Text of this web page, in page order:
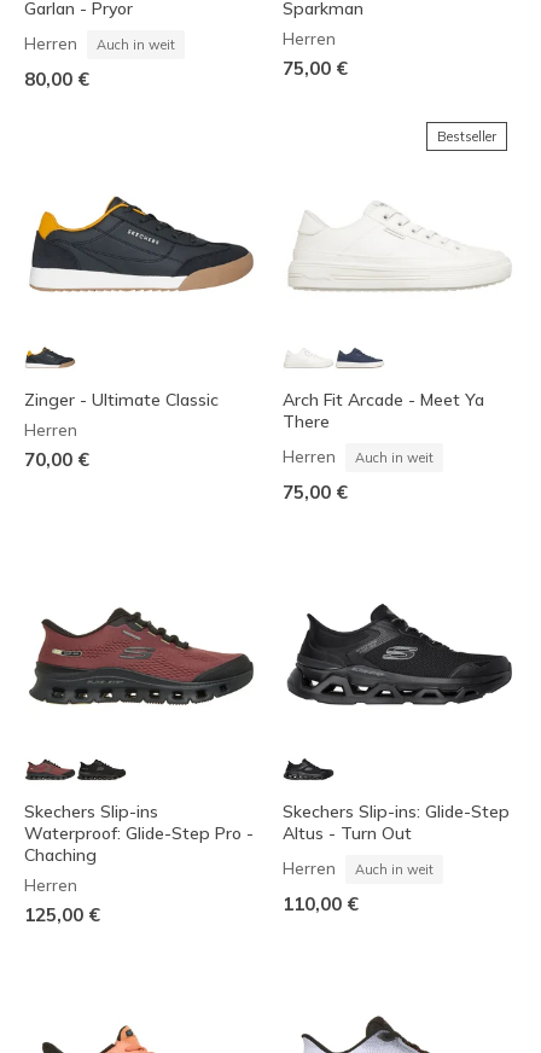
Garlan - Pryor
Herren Auch in weit
80,00 €
Sparkman
Herren
75,00 €
Zinger - Ultimate Classic
Herren
70,00 €
Bestseller
Arch Fit Arcade - Meet Ya
There
Herren Auch in weit
75,00 €
Skechers Slip-ins
Waterproof: Glide-Step Pro -
Chaching
Herren
125,00 €
Skechers Slip-ins: Glide-Step
Altus - Turn Out
Herren Auch in weit
110,00 €